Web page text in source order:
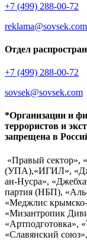
+7 (499) 288-00-72
reklama@sovsek.com
Отдел
+7 (499) 288-00-72
sovsek@sovsek.com
*Организации и
террористов и
запрещена в
«Правый сектор»,
(УПА),«ИГИЛ»,
ан-Нусра»,
партия (НБП),
«Меджлис крымско-
«Мизантропик
«Артподготовка»,
«Славянский